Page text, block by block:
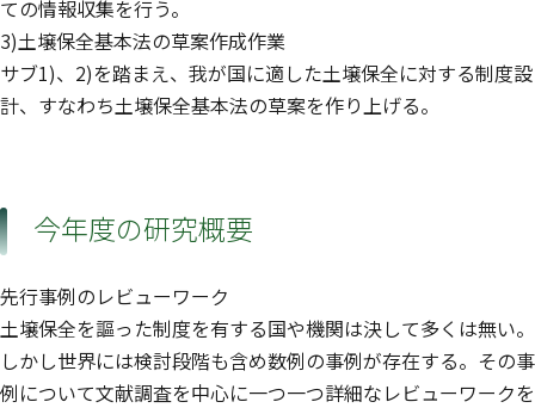
ての情報収集を行う。
3)土壌保全基本法の草案作成作業
サブ1)、2)を踏まえ、我が国に適した土壌保全に対する制度設
計、すなわち土壌保全基本法の草案を作り上げる。
今年度の研究概要
先行事例のレビューワーク
土壌保全を謳った制度を有する国や機関は決して多くは無い。
しかし世界には検討段階も含め数例の事例が存在する。その事
例について文献調査を中心に一つ一つ詳細なレビューワークを